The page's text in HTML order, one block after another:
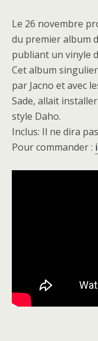
Le 26 novembre
du premier album
publiant un vinyle
Cet album
par Jacno et avec
Sade, allait
style Daho.
Inclus: Il ne dira
Pour commander :